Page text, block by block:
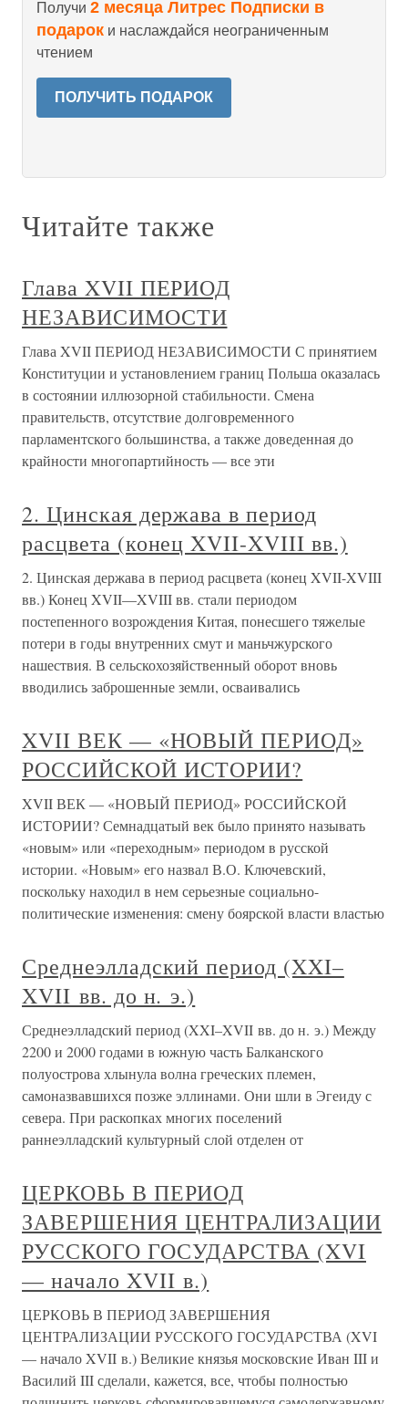
Получи 2 месяца Литрес Подписки в
подарок и наслаждайся неограниченным
чтением
ПОЛУЧИТЬ ПОДАРОК
Читайте также
Глава XVII ПЕРИОД
НЕЗАВИСИМОСТИ
Глава XVII ПЕРИОД НЕЗАВИСИМОСТИ С принятием
Конституции и установлением границ Польша оказалась
в состоянии иллюзорной стабильности. Смена
правительств, отсутствие долговременного
парламентского большинства, а также доведенная до
крайности многопартийность — все эти
2. Цинская держава в период
расцвета (конец XVII-XVIII вв.)
2. Цинская держава в период расцвета (конец XVII-XVIII
вв.) Конец XVII—XVIII вв. стали периодом
постепенного возрождения Китая, понесшего тяжелые
потери в годы внутренних смут и маньчжурского
нашествия. В сельскохозяйственный оборот вновь
вводились заброшенные земли, осваивались
XVII ВЕК — «НОВЫЙ ПЕРИОД»
РОССИЙСКОЙ ИСТОРИИ?
XVII ВЕК — «НОВЫЙ ПЕРИОД» РОССИЙСКОЙ
ИСТОРИИ? Семнадцатый век было принято называть
«новым» или «переходным» периодом в русской
истории. «Новым» его назвал В.О. Ключевский,
поскольку находил в нем серьезные социально-
политические изменения: смену боярской власти властью
Среднеэлладский период (XXI–
XVII вв. до н. э.)
Среднеэлладский период (XXI–XVII вв. до н. э.) Между
2200 и 2000 годами в южную часть Балканского
полуострова хлынула волна греческих племен,
самоназвавшихся позже эллинами. Они шли в Эгеиду с
севера. При раскопках многих поселений
раннеэлладский культурный слой отделен от
ЦЕРКОВЬ В ПЕРИОД
ЗАВЕРШЕНИЯ ЦЕНТРАЛИЗАЦИИ
РУССКОГО ГОСУДАРСТВА (XVI
— начало XVII в.)
ЦЕРКОВЬ В ПЕРИОД ЗАВЕРШЕНИЯ
ЦЕНТРАЛИЗАЦИИ РУССКОГО ГОСУДАРСТВА (XVI
— начало XVII в.) Великие князья московские Иван III и
Василий III сделали, кажется, все, чтобы полностью